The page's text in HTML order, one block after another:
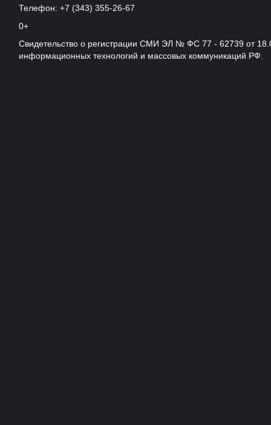
Телефон: +7 (343) 355-26-67
0+
Свидетельство о регистрации СМИ ЭЛ № ФС 77 - 62739 от
информационных технологий и массовых коммуникаций РФ.